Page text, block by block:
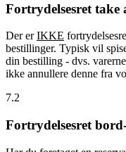
Fortrydelsesret take
Der erIKKE
bestillinger. Typisk vil
din bestilling - dvs.
ikke annullere denne fra
7.2
Fortrydelsesret